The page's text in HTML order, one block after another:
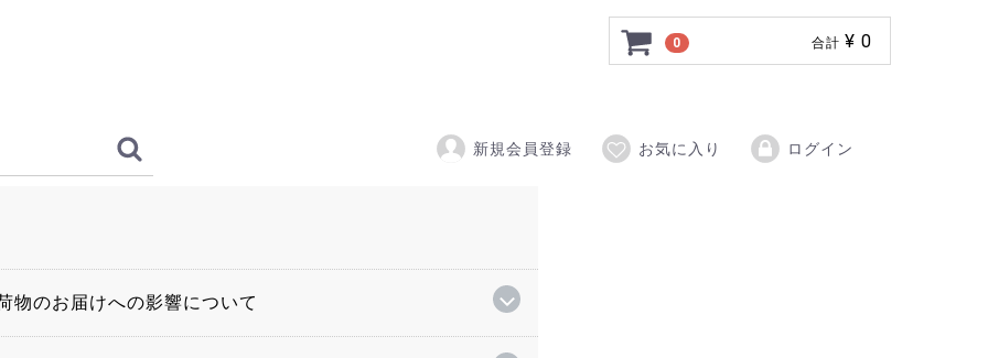
0 合計 ¥ 0
新規会員登録 お気に入り ログイン
物のお届けへの影響について